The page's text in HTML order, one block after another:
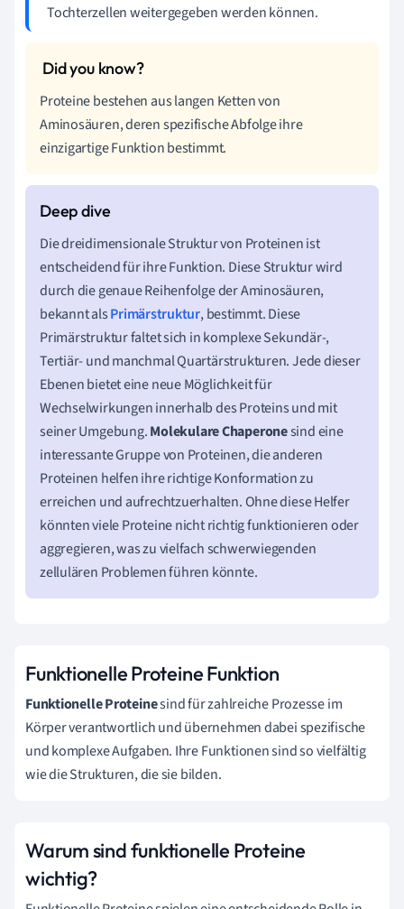
Tochterzellen weitergegeben werden können.
Proteine bestehen aus langen Ketten von
Aminosäuren, deren spezifische Abfolge ihre
einzigartige Funktion bestimmt.
Die dreidimensionale Struktur von Proteinen ist
entscheidend für ihre Funktion. Diese Struktur wird
durch die genaue Reihenfolge der Aminosäuren,
bekannt alsPrimärstruktur, bestimmt. Diese
Primärstruktur faltet sich in komplexe Sekundär-,
Tertiär- und manchmal Quartärstrukturen. Jede dieser
Ebenen bietet eine neue Möglichkeit für
Wechselwirkungen innerhalb des Proteins und mit
seiner Umgebung.Molekulare Chaperonesind eine
interessante Gruppe von Proteinen, die anderen
Proteinen helfen ihre richtige Konformation zu
erreichen und aufrechtzuerhalten. Ohne diese Helfer
könnten viele Proteine nicht richtig funktionieren oder
aggregieren, was zu vielfach schwerwiegenden
zellulären Problemen führen könnte.
Funktionelle Proteine Funktion
Funktionelle Proteinesind für zahlreiche Prozesse im
Körper verantwortlich und übernehmen dabei spezifische
und komplexe Aufgaben. Ihre Funktionen sind so vielfältig
wie die Strukturen, die sie bilden.
Warum sind funktionelle Proteine
wichtig?